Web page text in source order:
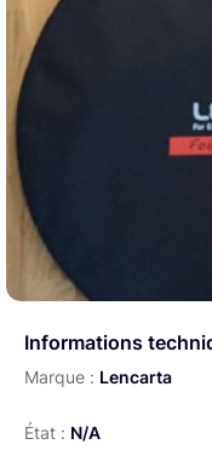
Informations
Marque : Lencarta
État : N/A